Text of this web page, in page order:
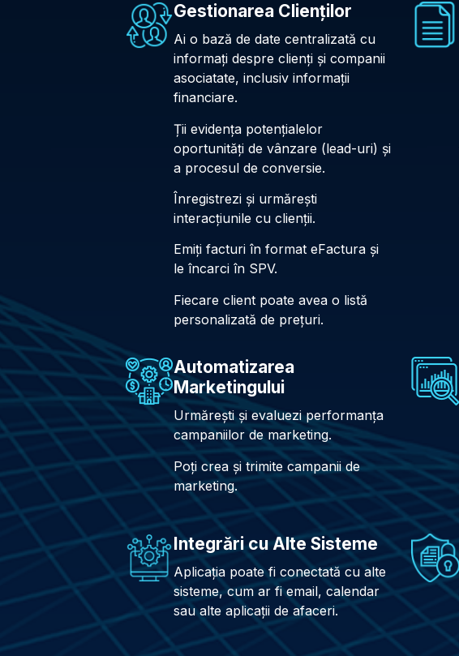
Gestionarea Clienților
Ai o bază de date centralizată cu
informați despre clienți și companii
asociatate, inclusiv informații
financiare.
Ții evidența potențialelor
oportunități de vânzare (lead-uri) și
a procesul de conversie.
Înregistrezi și urmărești
interacțiunile cu clienții.
Emiți facturi în format eFactura și
le încarci în SPV.
Fiecare client poate avea o listă
personalizată de prețuri.
Automatizarea
Marketingului
Urmărești și evaluezi performanța
campaniilor de marketing.
Poți crea și trimite campanii de
marketing.
Integrări cu Alte Sisteme
Aplicația poate fi conectată cu alte
sisteme, cum ar fi email, calendar
sau alte aplicații de afaceri.